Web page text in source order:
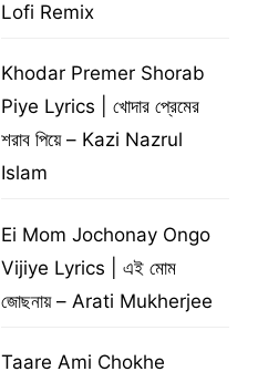
Lofi Remix
Khodar Premer Shorab
Piye Lyrics | খোদার প্রেমের
শরাব পিয়ে – Kazi Nazrul
Islam
Ei Mom Jochonay Ongo
Vijiye Lyrics | এই মোম
জোছনায় – Arati Mukherjee
Taare Ami Chokhe